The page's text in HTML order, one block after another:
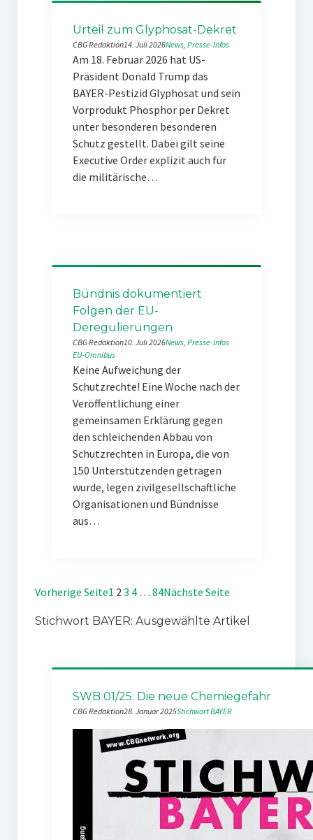
Urteil zum Glyphosat-Dekret
CBG Redaktion14. Juli 2026News, Presse-Infos
Am 18. Februar 2026 hat US-
Präsident Donald Trump das
BAYER-Pestizid Glyphosat und sein
Vorprodukt Phosphor per Dekret
unter besonderen besonderen
Schutz gestellt. Dabei gilt seine
Executive Order explizit auch für
die militärische…
Bündnis dokumentiert
Folgen der EU-
Deregulierungen
CBG Redaktion10. Juli 2026News, Presse-Infos
EU-Omnibus
Keine Aufweichung der
Schutzrechte! Eine Woche nach der
Veröffentlichung einer
gemeinsamen Erklärung gegen
den schleichenden Abbau von
Schutzrechten in Europa, die von
150 Unterstützenden getragen
wurde, legen zivilgesellschaftliche
Organisationen und Bündnisse
aus…
Vorherige Seite1 23 4 … 84Nächste Seite
Stichwort BAYER: Ausgewählte Artikel
SWB 01/25: Die neue Chemiegefahr
CBG Redaktion28. Januar 2025Stichwort BAYER